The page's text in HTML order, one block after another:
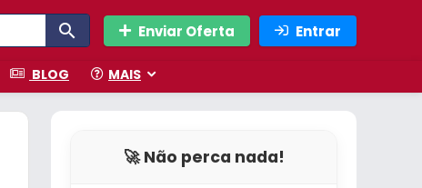
Enviar Oferta Entrar
BLOG MAIS
🚀 Não perca nada!